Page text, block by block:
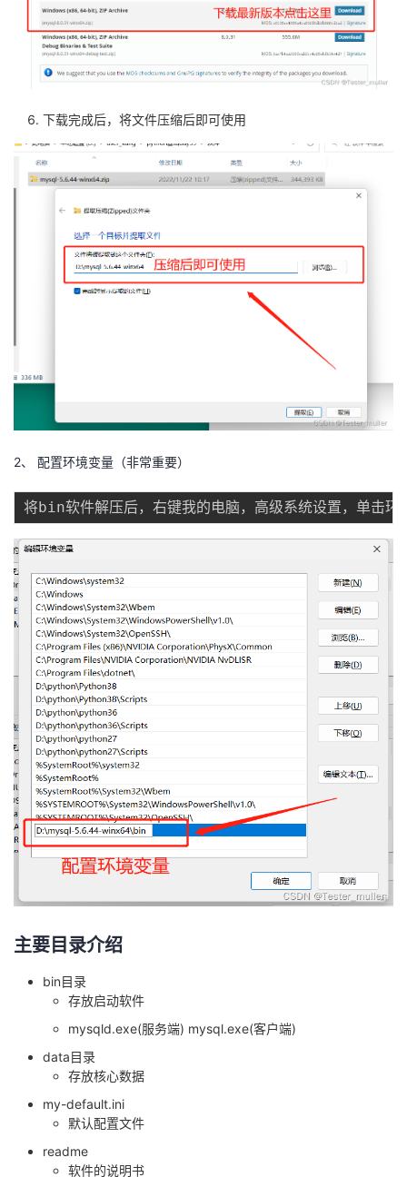
下载完成后，将文件压缩后即可使用
2、 配置环境变量（非常重要）
主要目录介绍
bin目录
存放启动软件
mysqld.exe(服务端) mysql.exe(客户端)
data目录
存放核心数据
my-default.ini
默认配置文件
readme
软件的说明书